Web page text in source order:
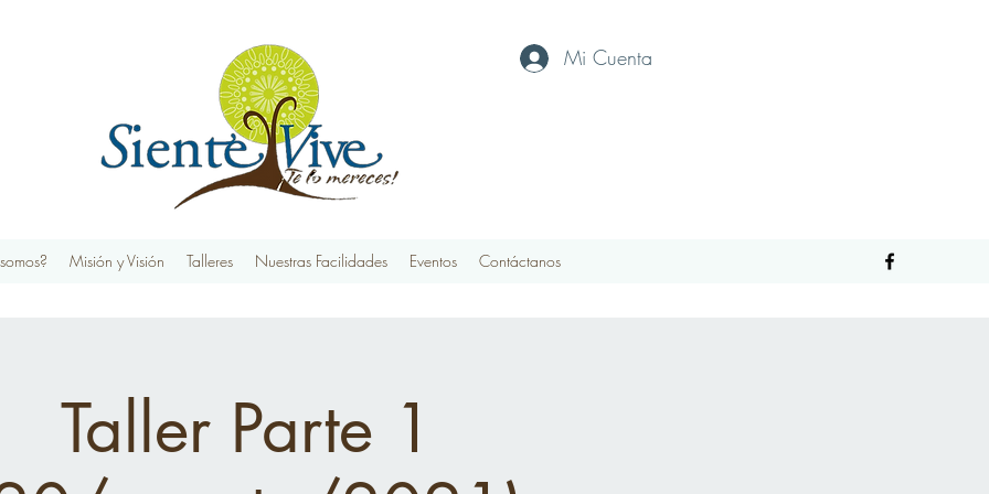
Mi Cuenta
Misión y Visión Talleres Nuestras Facilidades Eventos Contáctanos
Taller Parte 1